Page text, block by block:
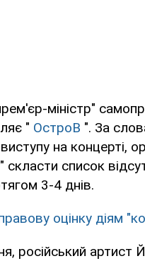
міністр"
" ОстроВ ". За
на концерті,
список
3-4 днів.
оцінку діям
російський